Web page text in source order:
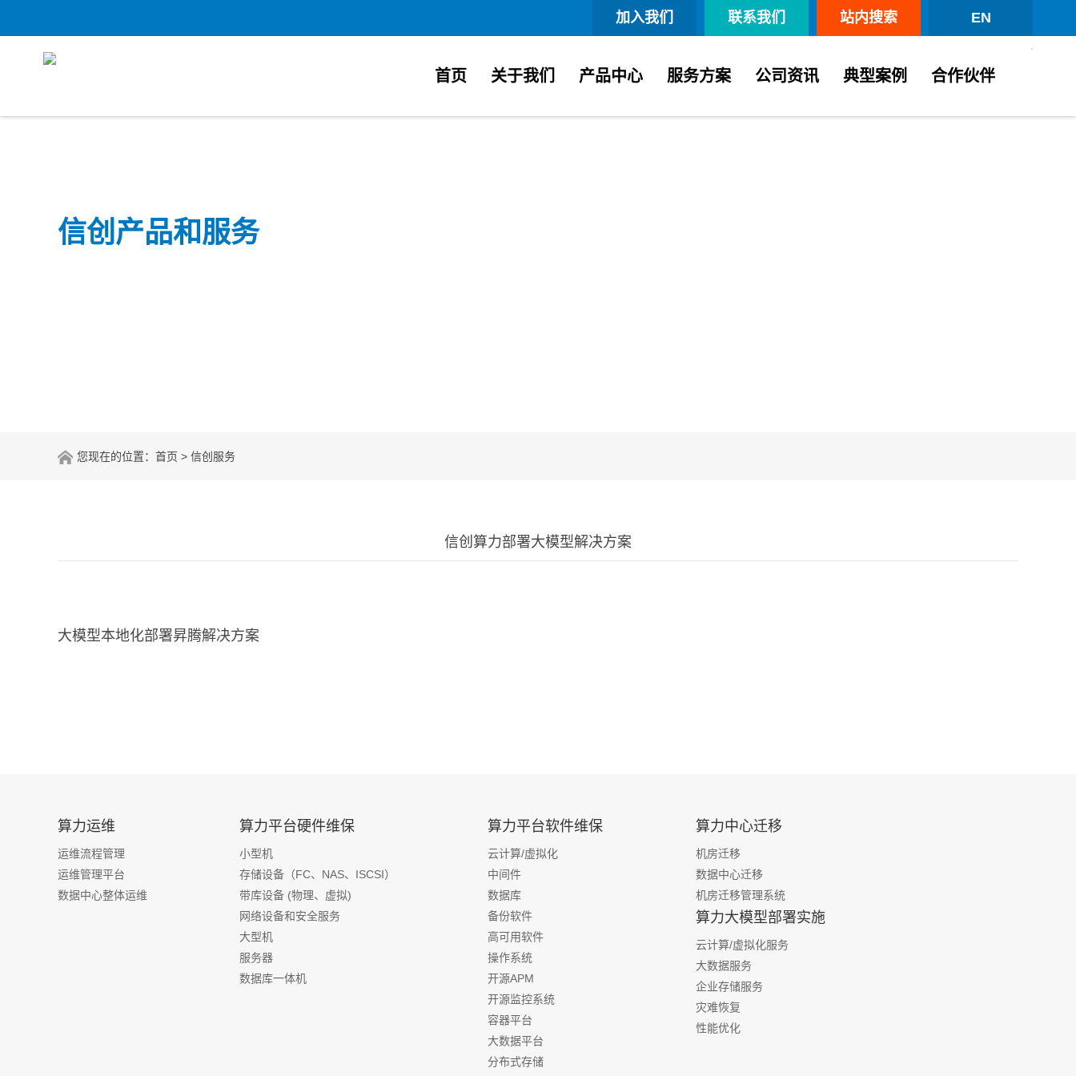
EN
站内搜索
联系我们
加入我们
首页 关于我们 产品中心 服务方案 公司资讯 典型案例 合作伙伴
信创产品和服务
您现在的位置： 首页 > 信创服务
信创算力部署大模型解决方案
大模型本地化部署昇腾解决方案
算力运维
运维流程管理
运维管理平台
数据中心整体运维
算力平台硬件维保
小型机
存储设备（FC、NAS、ISCSI）
带库设备 (物理、虚拟)
网络设备和安全服务
大型机
服务器
数据库一体机
算力平台软件维保
云计算/虚拟化
中间件
数据库
备份软件
高可用软件
操作系统
开源APM
开源监控系统
容器平台
大数据平台
分布式存储
算力中心迁移
机房迁移
数据中心迁移
机房迁移管理系统
算力大模型部署实施
云计算/虚拟化服务
大数据服务
企业存储服务
灾难恢复
性能优化